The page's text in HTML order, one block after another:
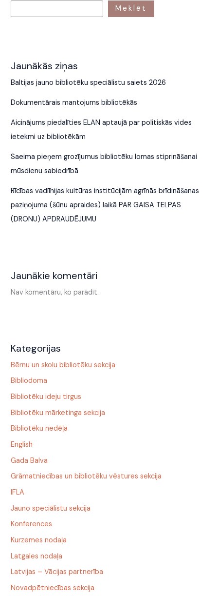
Meklēt
Jaunākās ziņas
Baltijas jauno bibliotēku speciālistu saiets 2026
Dokumentārais mantojums bibliotēkās
Aicinājums piedalīties ELAN aptaujā par politiskās vides
ietekmi uz bibliotēkām
Saeima pieņem grozījumus bibliotēku lomas stiprināšanai
mūsdienu sabiedrībā
Rīcības vadlīnijas kultūras institūcijām agrīnās brīdināšanas
paziņojuma (šūnu apraides) laikā PAR GAISA TELPAS
(DRONU) APDRAUDĒJUMU
Jaunākie komentāri
Nav komentāru, ko parādīt.
Kategorijas
Bērnu un skolu bibliotēku sekcija
Bibliodoma
Bibliotēku ideju tirgus
Bibliotēku mārketinga sekcija
Bibliotēku nedēļa
English
Gada Balva
Grāmatniecības un bibliotēku vēstures sekcija
IFLA
Jauno speciālistu sekcija
Konferences
Kurzemes nodaļa
Latgales nodaļa
Latvijas – Vācijas partnerība
Novadpētniecības sekcija